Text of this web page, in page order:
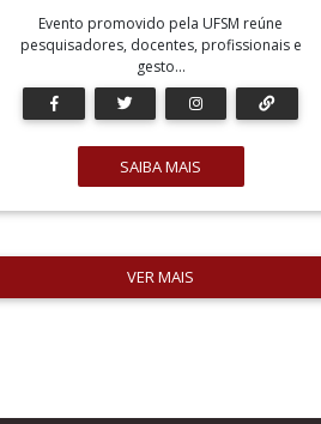
Evento promovido pela UFSM reúne
pesquisadores, docentes, profissionais e
gesto...
SAIBA MAIS
VER MAIS